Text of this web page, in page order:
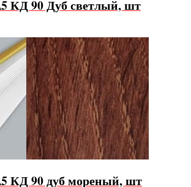
КД 90 Дуб светлый, шт
КД 90 дуб мореный, шт